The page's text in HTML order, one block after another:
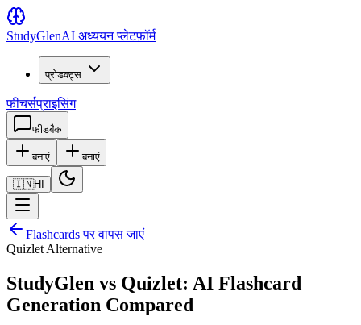
StudyGlenAI अध्ययन प्लेटफ़ॉर्म
प्रोडक्ट्स
फीचर्सप्राइसिंग
फीडबैक
बनाएं बनाएं
🇮🇳HI
Flashcards पर वापस जाएं
Quizlet Alternative
StudyGlen vs Quizlet: AI Flashcard
Generation Compared